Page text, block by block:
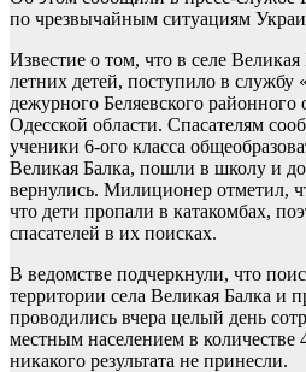
по чрезвычайным ситуациям
Известие о том, что в селе
летних детей, поступило в службу
дежурного Беляевского
Одесской области. Спасателям
ученики 6-ого класса
Великая Балка, пошли в школу и
вернулись. Милиционер отметил,
что дети пропали в катакомбах,
спасателей в их поисках.
В ведомстве подчеркнули, что
территории села Великая Балка и
проводились вчера целый день
местным населением в количестве
никакого результата не принесли.